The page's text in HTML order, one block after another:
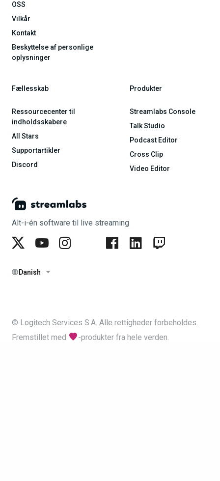
Alt-i-én software til live streaming
Danish
OSS
Vilkår
Kontakt
Beskyttelse af personlige
oplysninger
Fællesskab
Ressourcecenter til
indholdsskabere
All Stars
Supportartikler
Discord
Produkter
Streamlabs Console
Talk Studio
Podcast Editor
Cross Clip
Video Editor
© Logitech Services S.A. Alle rettigheder forbeholdes.
Fremstillet med
-produkter fra hele verden.